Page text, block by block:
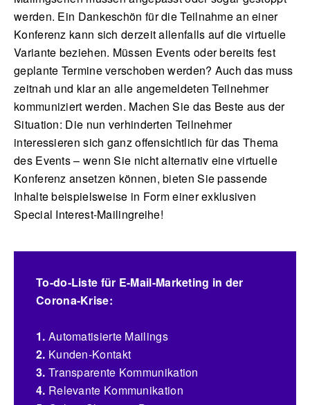
werden. Ein Dankeschön für die Teilnahme an einer
Konferenz kann sich derzeit allenfalls auf die virtuelle
Variante beziehen. Müssen Events oder bereits fest
geplante Termine verschoben werden? Auch das muss
zeitnah und klar an alle angemeldeten Teilnehmer
kommuniziert werden. Machen Sie das Beste aus der
Situation: Die nun verhinderten Teilnehmer
interessieren sich ganz offensichtlich für das Thema
des Events – wenn Sie nicht alternativ eine virtuelle
Konferenz ansetzen können, bieten Sie passende
Inhalte beispielsweise in Form einer exklusiven
Special Interest-Mailingreihe!
To-do-Liste für E-Mail-Marketing in der
Corona-Krise:
1. Automatisierte Mailings
2. Kunden-Kontakt
3. Transparente Kommunikation
4. Relevante Kommunikation